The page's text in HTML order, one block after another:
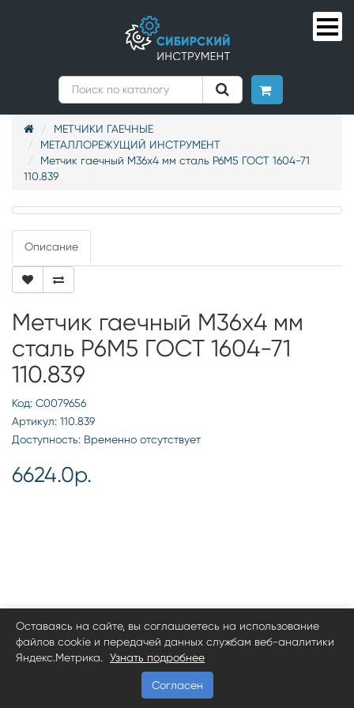
МЕТЧИКИ ГАЕЧНЫЕ
МЕТАЛЛОРЕЖУЩИЙ ИНСТРУМЕНТ
Метчик гаечный М36х4 мм сталь Р6М5 ГОСТ 1604-71
110.839
Описание
Метчик гаечный М36х4 мм
сталь Р6М5 ГОСТ 1604-71
110.839
Код: С0079656
Артикул: 110.839
Доступность: Временно отсутствует
6624.0р.
Оставаясь на сайте, вы соглашаетесь на использование
файлов cookie и передачей данных службам веб-аналитики
Яндекс.Метрика.
Узнать подробнее
Согласен